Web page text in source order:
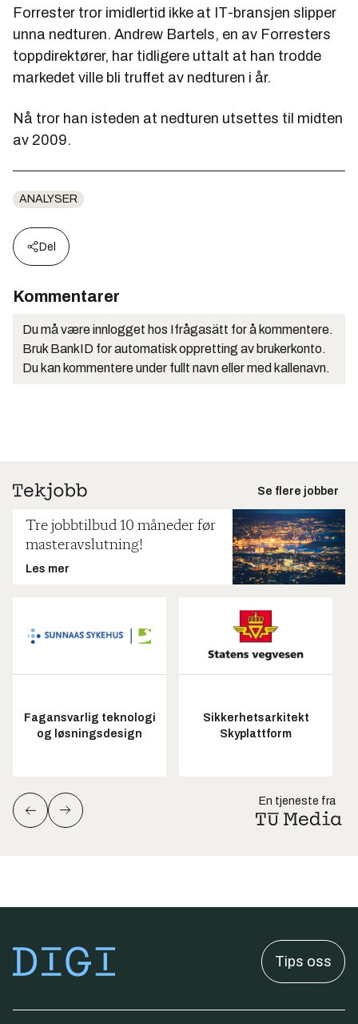
Forrester tror imidlertid ikke at IT-bransjen slipper
unna nedturen. Andrew Bartels, en av Forresters
toppdirektører, har tidligere uttalt at han trodde
markedet ville bli truffet av nedturen i år.
Nå tror han isteden at nedturen utsettes til midten
av 2009.
ANALYSER
Del
Kommentarer
Du må være innlogget hos Ifrågasätt for å kommentere.
Bruk BankID for automatisk oppretting av brukerkonto.
Du kan kommentere under fullt navn eller med kallenavn.
Se flere jobber
Tre jobbtilbud 10 måneder før
masteravslutning!
Les mer
Fagansvarlig teknologi
og løsningsdesign
Sikkerhetsarkitekt
Skyplattform
En tjeneste fra
Tips oss